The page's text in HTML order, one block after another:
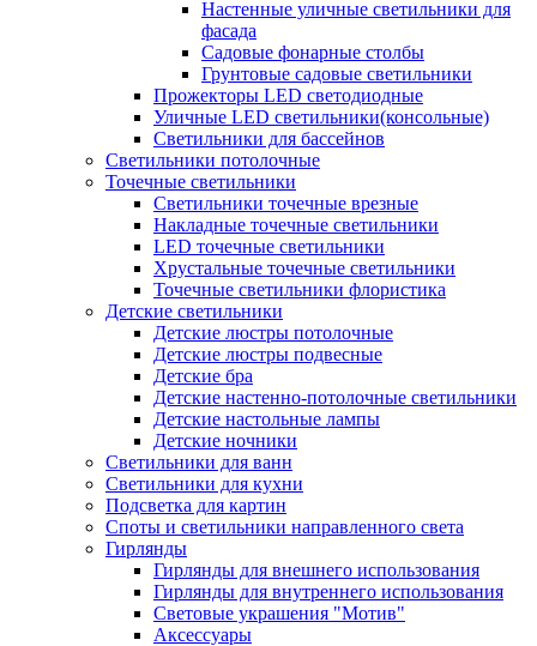
Настенные уличные светильники для
фасада
Садовые фонарные столбы
Грунтовые садовые светильники
Прожекторы LED светодиодные
Уличные LED светильники(консольные)
Светильники для бассейнов
Светильники потолочные
Точечные светильники
Светильники точечные врезные
Накладные точечные светильники
LED точечные светильники
Хрустальные точечные светильники
Точечные светильники флористика
Детские светильники
Детские люстры потолочные
Детские люстры подвесные
Детские бра
Детские настенно-потолочные светильники
Детские настольные лампы
Детские ночники
Светильники для ванн
Светильники для кухни
Подсветка для картин
Споты и светильники направленного света
Гирлянды
Гирлянды для внешнего использования
Гирлянды для внутреннего использования
Световые украшения "Мотив"
Аксессуары